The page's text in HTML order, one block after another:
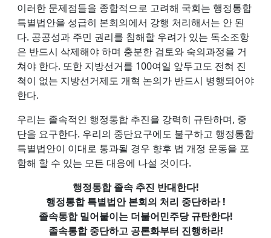
이러한 문제점들을 종합적으로 고려해 국회는 행정통합
특별법안을 성급히 본회의에서 강행 처리해서는 안 된
다. 공공성과 주민 권리를 침해할 우려가 있는 독소조항
은 반드시 삭제해야 하며 충분한 검토와 숙의과정을 거
쳐야 한다. 또한 지방선거를 100여일 앞두고도 전혀 진
척이 없는 지방선거제도 개혁 논의가 반드시 병행되어야
한다.
우리는 졸속적인 행정통합 추진을 강력히 규탄하며, 중
단을 요구한다. 우리의 중단요구에도 불구하고 행정통합
특별법안이 이대로 통과될 경우 향후 법 개정 운동을 포
함해 할 수 있는 모든 대응에 나설 것이다.
행정통합 졸속 추진 반대한다!
행정통합 특별법안 본회의 처리 중단하라 !
졸속통합 밀어붙이는 더불어민주당 규탄한다!
졸속통합 중단하고 공론화부터 진행하라!